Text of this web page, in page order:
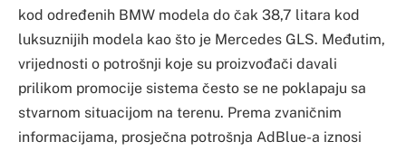
kod određenih BMW modela do čak 38,7 litara kod
luksuznijih modela kao što je Mercedes GLS. Međutim,
vrijednosti o potrošnji koje su proizvođači davali
prilikom promocije sistema često se ne poklapaju sa
stvarnom situacijom na terenu. Prema zvaničnim
informacijama, prosječna potrošnja AdBlue-a iznosi